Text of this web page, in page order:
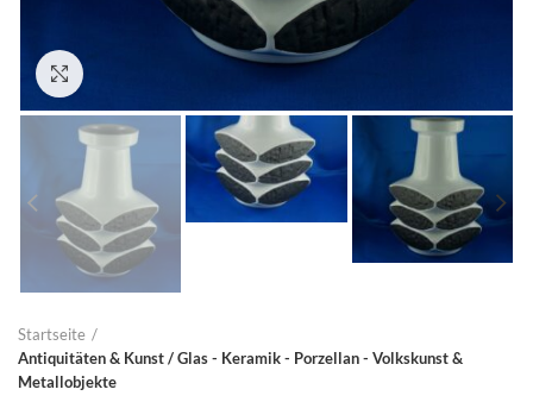
Zum Vergrößern anklicken
Startseite
Antiquitäten & Kunst / Glas - Keramik - Porzellan - Volkskunst &
Metallobjekte